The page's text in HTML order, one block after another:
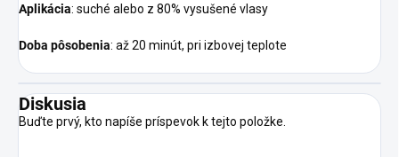
Aplikácia: suché alebo z 80% vysušené vlasy
Doba pôsobenia: až 20 minút, pri izbovej teplote
Diskusia
Buďte prvý, kto napíše príspevok k tejto položke.